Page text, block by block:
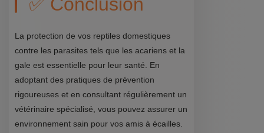
La protection de vos reptiles domestiques
contre les parasites tels que les acariens et la
gale est essentielle pour leur santé. En
adoptant des pratiques de prévention
rigoureuses et en consultant régulièrement un
vétérinaire spécialisé, vous pouvez assurer un
environnement sain pour vos amis à écailles.